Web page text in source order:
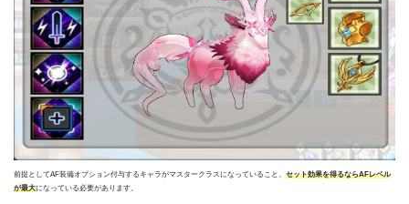
前提としてAF装備オプション付与するキャラがマスタークラスになっていること。 セット効果を得るならAFレベル
が最大になっている必要があります。